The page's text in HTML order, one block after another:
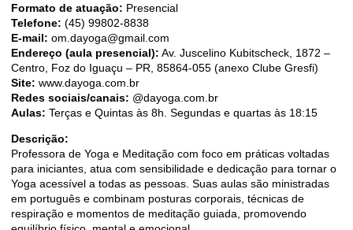
Formato de atuação: Presencial
Telefone: (45) 99802-8838
E-mail: om.dayoga@gmail.com
Endereço (aula presencial): Av. Juscelino Kubitscheck, 1872 –
Centro, Foz do Iguaçu – PR, 85864-055 (anexo Clube Gresfi)
Site: www.dayoga.com.br
Redes sociais/canais: @dayoga.com.br
Aulas: Terças e Quintas às 8h. Segundas e quartas às 18:15
Descrição:
Professora de Yoga e Meditação com foco em práticas voltadas
para iniciantes, atua com sensibilidade e dedicação para tornar o
Yoga acessível a todas as pessoas. Suas aulas são ministradas
em português e combinam posturas corporais, técnicas de
respiração e momentos de meditação guiada, promovendo